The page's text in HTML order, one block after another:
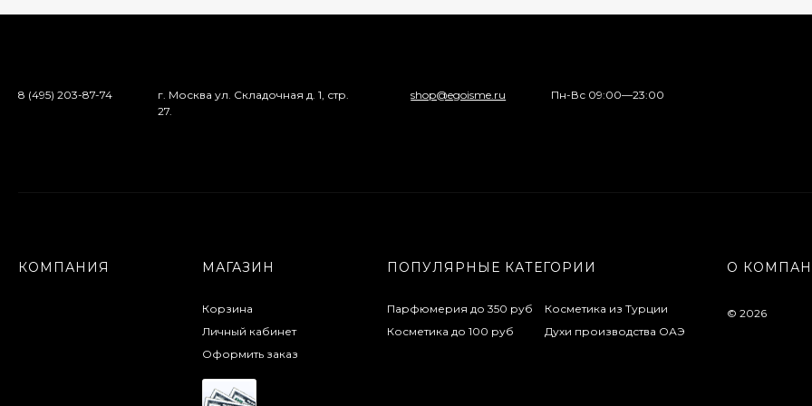
8 (495) 203-87-74
г. Москва ул. Складочная д. 1, стр.
27.
shop@egoisme.ru Пн-Вс 09:00—23:00
КОМПАНИЯ МАГАЗИН
Корзина
Личный кабинет
Оформить заказ
ПОПУЛЯРНЫЕ КАТЕГОРИИ
Парфюмерия до 350 руб
Косметика до 100 руб
Косметика из Турции
Духи производства ОАЭ
О
© 2026